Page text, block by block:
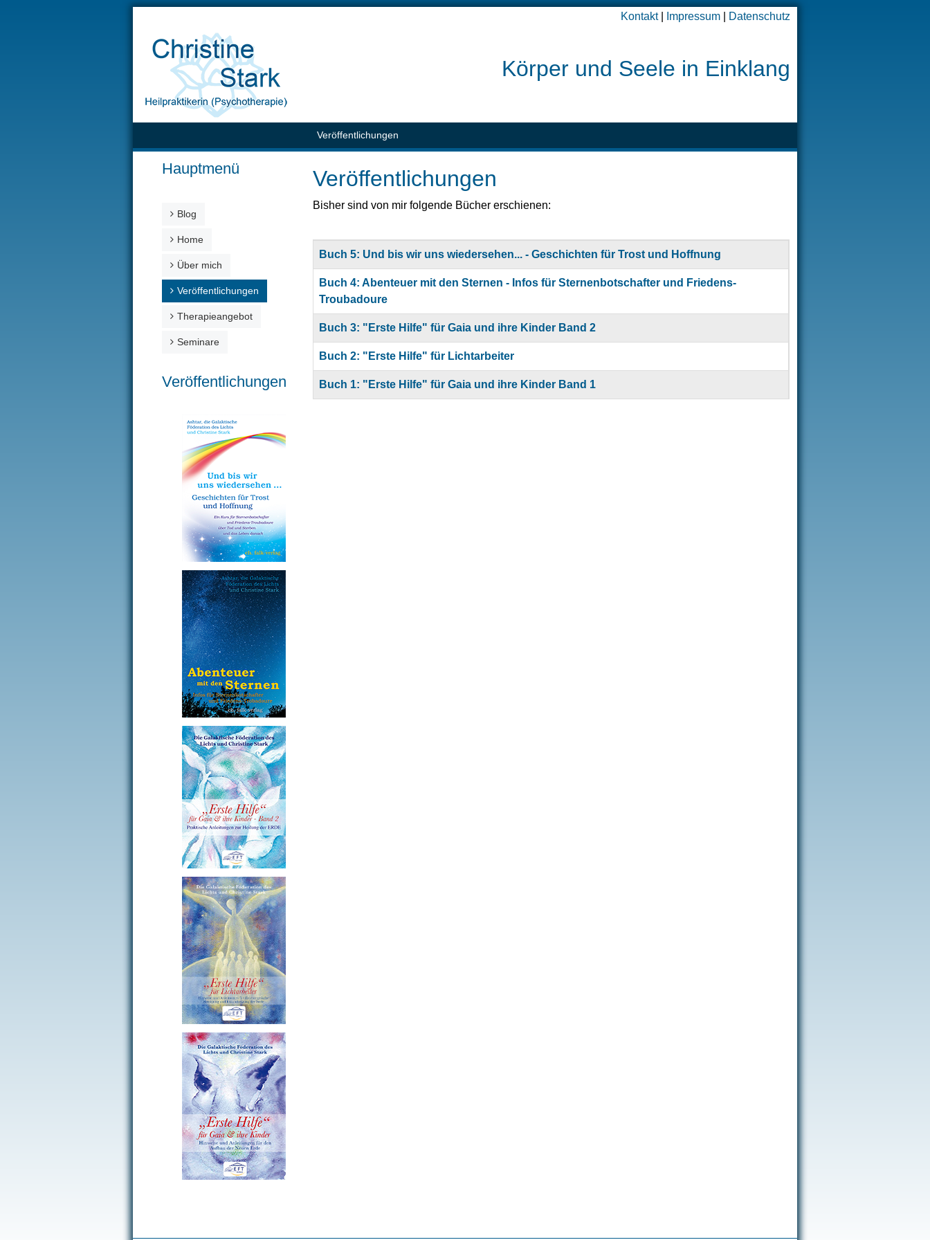
Kontakt| Impressum Datenschutz
Körper und Seele in Einklang
Veröffentlichungen
Veröffentlichungen
Bisher sind von mir folgende Bücher erschienen:
Title
Buch 5: Und bis wir uns wiedersehen... - Geschichten für Trost und Hoffnung
Buch 4: Abenteuer mit den Sternen - Infos für Sternenbotschafter und Friedens-
Troubadoure
Buch 3: "Erste Hilfe" für Gaia und ihre Kinder Band 2
Buch 2: "Erste Hilfe" für Lichtarbeiter
Buch 1: "Erste Hilfe" für Gaia und ihre Kinder Band 1
Hauptmenü
Blog
Home
Über mich
Veröffentlichungen
Therapieangebot
Seminare
Veröffentlichungen